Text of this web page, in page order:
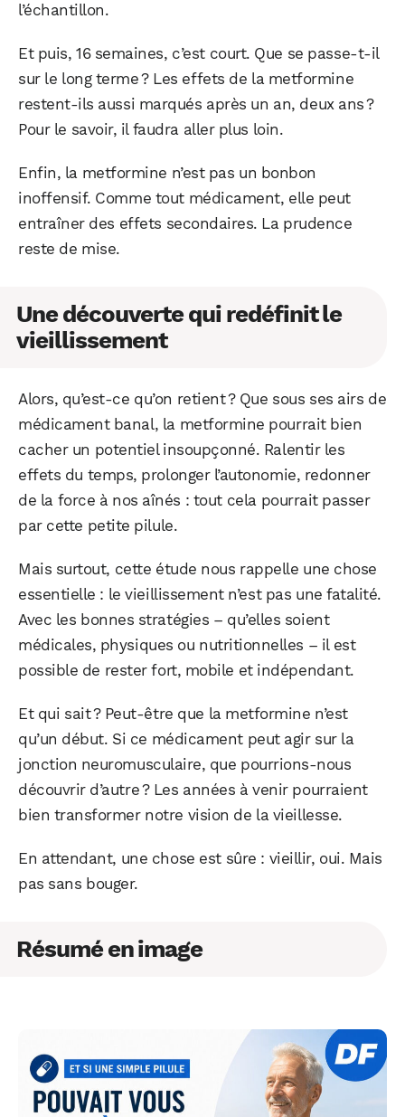
l’échantillon.
Et puis, 16 semaines, c’est court. Que se passe-t-il
sur le long terme ? Les effets de la metformine
restent-ils aussi marqués après un an, deux ans ?
Pour le savoir, il faudra aller plus loin.
Enfin, la metformine n’est pas un bonbon
inoffensif. Comme tout médicament, elle peut
entraîner des effets secondaires. La prudence
reste de mise.
Une découverte qui redéfinit le
vieillissement
Alors, qu’est-ce qu’on retient ? Que sous ses airs de
médicament banal, la metformine pourrait bien
cacher un potentiel insoupçonné. Ralentir les
effets du temps, prolonger l’autonomie, redonner
de la force à nos aînés : tout cela pourrait passer
par cette petite pilule.
Mais surtout, cette étude nous rappelle une chose
essentielle : le vieillissement n’est pas une fatalité.
Avec les bonnes stratégies – qu’elles soient
médicales, physiques ou nutritionnelles – il est
possible de rester fort, mobile et indépendant.
Et qui sait ? Peut-être que la metformine n’est
qu’un début. Si ce médicament peut agir sur la
jonction neuromusculaire, que pourrions-nous
découvrir d’autre ? Les années à venir pourraient
bien transformer notre vision de la vieillesse.
En attendant, une chose est sûre : vieillir, oui. Mais
pas sans bouger.
Résumé en image